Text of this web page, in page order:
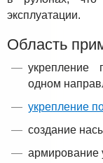
эксплуатации.
Область
укрепление
одном
укрепление
создание
армирование